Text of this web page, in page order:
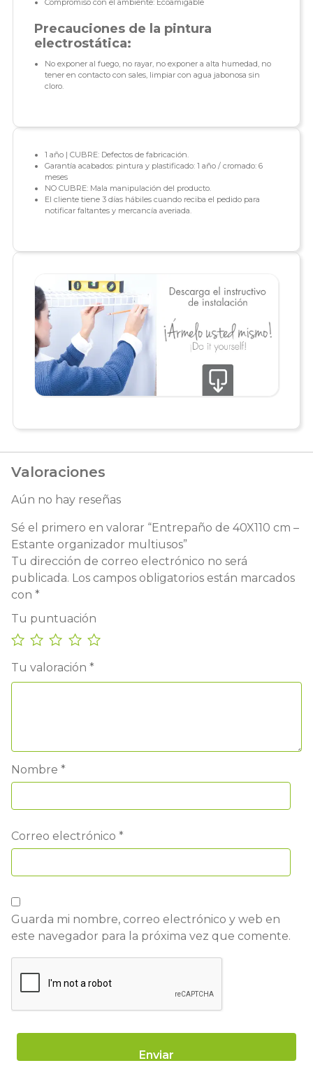
Compromiso con el ambiente: Ecoamigable
Precauciones de la pintura
electrostática:
No exponer al fuego, no rayar, no exponer a alta humedad, no
tener en contacto con sales, limpiar con agua jabonosa sin
cloro.
1 año | CUBRE: Defectos de fabricación.
Garantía acabados: pintura y plastificado: 1 año / cromado: 6
meses
NO CUBRE: Mala manipulación del producto.
El cliente tiene 3 días hábiles cuando reciba el pedido para
notificar faltantes y mercancía averiada.
Valoraciones
Aún no hay reseñas
Sé el primero en valorar “Entrepaño de 40X110 cm –
Estante organizador multiusos”
Tu dirección de correo electrónico no será
publicada. Los campos obligatorios están marcados
con *
Tu puntuación
Tu valoración *
Nombre *
Correo electrónico *
Guarda mi nombre, correo electrónico y web en
este navegador para la próxima vez que comente.